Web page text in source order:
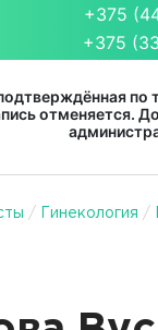
по
отменяется.
+375
+375
/ Гинекология /